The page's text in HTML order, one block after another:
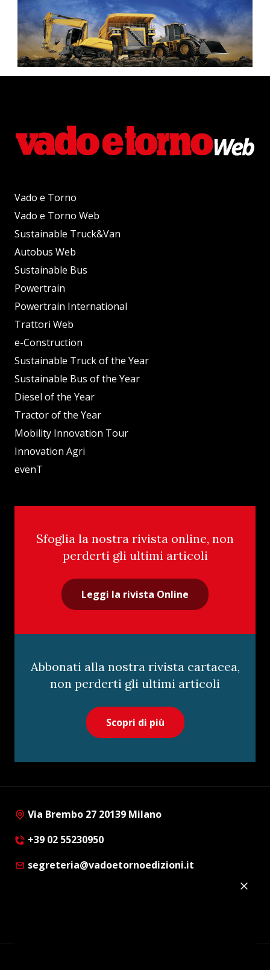
Vado e Torno
Vado e Torno Web
Sustainable Truck&Van
Autobus Web
Sustainable Bus
Powertrain
Powertrain International
Trattori Web
e-Construction
Sustainable Truck of the Year
Sustainable Bus of the Year
Diesel of the Year
Tractor of the Year
Mobility Innovation Tour
Innovation Agri
evenT
Sfoglia la nostra rivista online, non
perderti gli ultimi articoli
Leggi la rivista Online
Abbonati alla nostra rivista cartacea,
non perderti gli ultimi articoli
Scopri di più
Via Brembo 27 20139 Milano
+39 02 55230950
segreteria@vadoetornoedizioni.it